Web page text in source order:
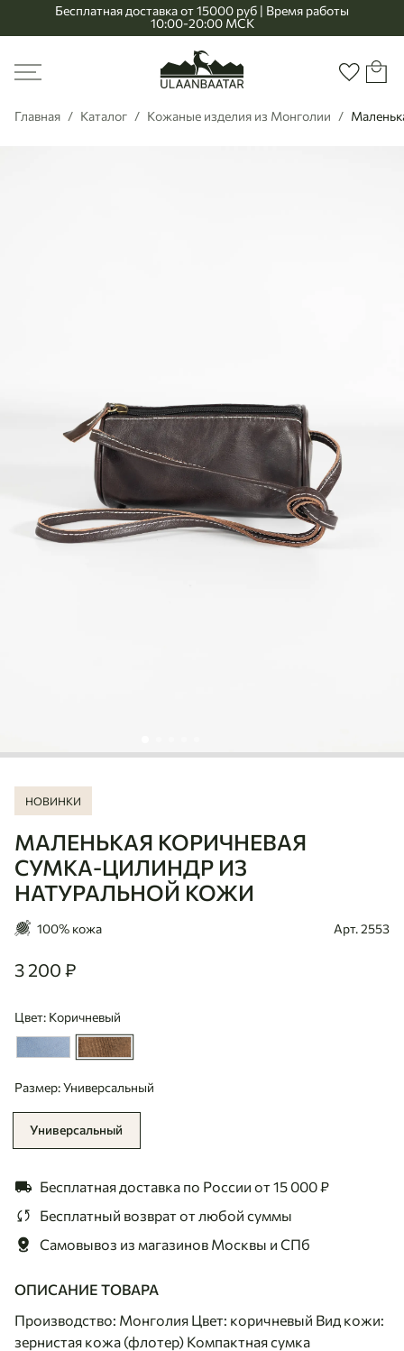
Бесплатная доставка от 15000 руб | Время работы
10:00-20:00 МСК
Меню
Главная
Главная Каталог Кожаные изделия из Монголии
НОВИНКИ
МАЛЕНЬКАЯ КОРИЧНЕВАЯ
СУМКА-ЦИЛИНДР ИЗ
НАТУРАЛЬНОЙ КОЖИ
Ulaanbaatar
100% кожа Арт. 2553
3200
3 200 ₽
Цвет: Коричневый
Размер: Универсальный
Универсальный
Бесплатная доставка по России от 15 000 ₽
Бесплатный возвратот любой суммы
Самовывоз из магазинов Москвы и СПб
ОПИСАНИЕ ТОВАРА
Производство: Монголия Цвет: коричневый Вид кожи:
зернистая кожа (флотер) Компактная сумка